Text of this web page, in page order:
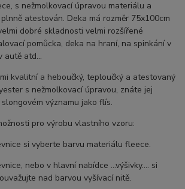
s nežmolkovací úpravou materiálu a
atestován. Deka má rozměr 75x100cm
dobré skladnosti velmi rozšířené
pomůcka, deka na hraní, na spinkání v
autě atd...
kvalitní a heboučký, teploučký a atestovaný
s nežmolkovací úpravou, znáte jej
významu jako flís.
pro výrobu vlastního vzoru:
si vyberte barvu materiálu fleece.
nebo v hlavní nabídce ...výšivky.... si
nad barvou vyšívací nitě.